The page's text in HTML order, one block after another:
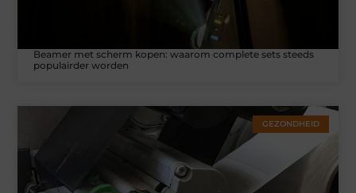
Beamer met scherm kopen: waarom complete sets steeds
populairder worden
GEZONDHEID